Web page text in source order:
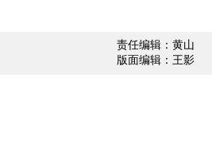
责任编辑：黄山
版面编辑：王影